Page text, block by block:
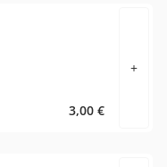
3,00 €
+